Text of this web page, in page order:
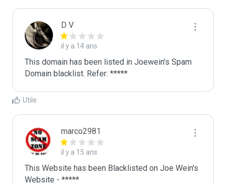
D V
il y a 14 ans
This domain has been listed in Joewein's Spam
Domain blacklist. Refer: *****
Utile
marco2981
il y a 15 ans
This Website has been Blacklisted on Joe Wein's
Website - *****